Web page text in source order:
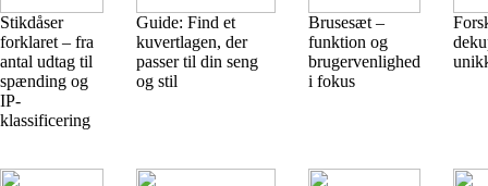
Stikdåser
forklaret – fra
antal udtag til
spænding og
IP-
klassificering
Guide: Find et
kuvertlagen, der
passer til din seng
og stil
Brusesæt –
funktion og
brugervenlighed
i fokus